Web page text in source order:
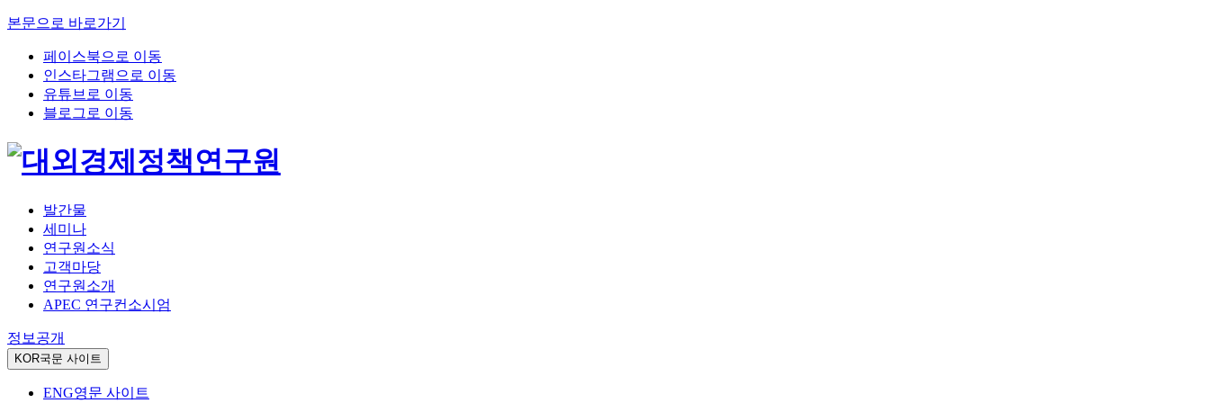
본문으로 바로가기
페이스북으로 이동
인스타그램으로 이동
유튜브로 이동
블로그로 이동
발간물
세미나
연구원소식
고객마당
연구원소개
APEC 연구컨소시엄
정보공개
KOR국문 사이트
ENG영문 사이트